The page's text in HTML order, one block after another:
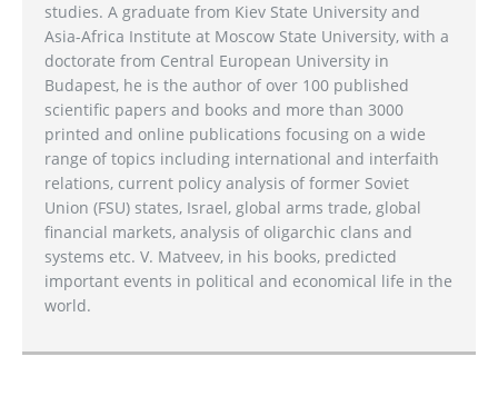
studies. A graduate from Kiev State University and
Asia-Africa Institute at Moscow State University, with a
doctorate from Central European University in
Budapest, he is the author of over 100 published
scientific papers and books and more than 3000
printed and online publications focusing on a wide
range of topics including international and interfaith
relations, current policy analysis of former Soviet
Union (FSU) states, Israel, global arms trade, global
financial markets, analysis of oligarchic clans and
systems etc. V. Matveev, in his books, predicted
important events in political and economical life in the
world.